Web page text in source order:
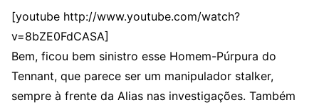
[youtube http://www.youtube.com/watch?
v=8bZE0FdCASA]
Bem, ficou bem sinistro esse Homem-Púrpura do
Tennant, que parece ser um manipulador stalker,
sempre à frente da Alias nas investigações. Também